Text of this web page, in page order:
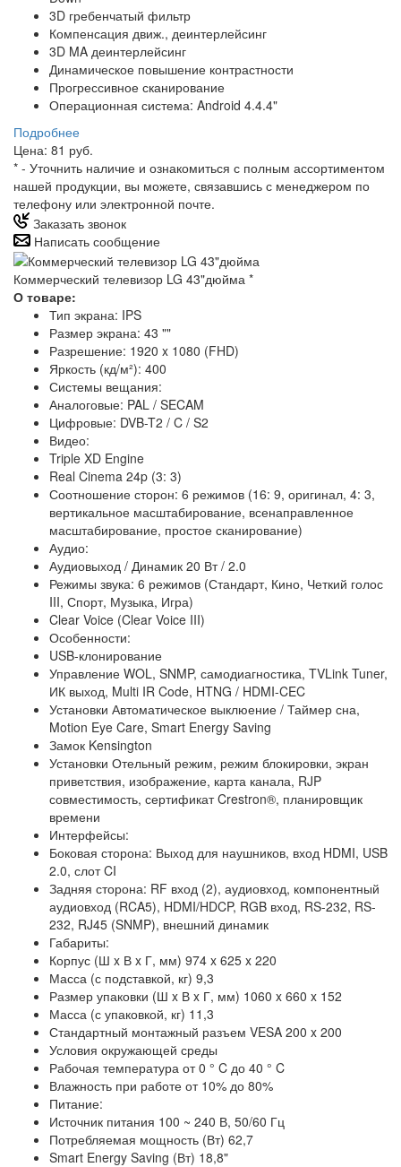
3D гребенчатый фильтр
Компенсация движ., деинтерлейсинг
3D MA деинтерлейсинг
Динамическое повышение контрастности
Прогрессивное сканирование
Операционная система: Android 4.4.4"
Подробнее
Цена: 81 руб.
* - Уточнить наличие и ознакомиться с полным ассортиментом
нашей продукции, вы можете, связавшись с менеджером по
телефону или электронной почте.
Заказать звонок
Написать сообщение
Коммерческий телевизор LG 43"дюйма *
О товаре:
Тип экрана: IPS
Размер экрана: 43 ""
Разрешение: 1920 x 1080 (FHD)
Яркость (кд/м²): 400
Системы вещания:
Аналоговые: PAL / SECAM
Цифровые: DVB-T2 / C / S2
Видео:
Triple XD Engine
Real Cinema 24p (3: 3)
Соотношение сторон: 6 режимов (16: 9, оригинал, 4: 3,
вертикальное масштабирование, всенаправленное
масштабирование, простое сканирование)
Аудио:
Аудиовыход / Динамик 20 Вт / 2.0
Режимы звука: 6 режимов (Стандарт, Кино, Четкий голос
III, Спорт, Музыка, Игра)
Clear Voice (Clear Voice III)
Особенности:
USB-клонирование
Управление WOL, SNMP, самодиагностика, TVLink Tuner,
ИК выход, Multi IR Code, HTNG / HDMI-CEC
Установки Автоматическое выклюение / Таймер сна,
Motion Eye Care, Smart Energy Saving
Замок Kensington
Установки Отельный режим, режим блокировки, экран
приветствия, изображение, карта канала, RJP
совместимость, сертификат Crestron®, планировщик
времени
Интерфейсы:
Боковая сторона: Выход для наушников, вход HDMI, USB
2.0, слот CI
Задняя сторона: RF вход (2), аудиовход, компонентный
аудиовход (RCA5), HDMI/HDCP, RGB вход, RS-232, RS-
232, RJ45 (SNMP), внешний динамик
Габариты:
Корпус (Ш x В x Г, мм) 974 x 625 x 220
Масса (с подставкой, кг) 9,3
Размер упаковки (Ш x В x Г, мм) 1060 x 660 x 152
Масса (с упаковкой, кг) 11,3
Стандартный монтажный разъем VESA 200 x 200
Условия окружающей среды
Рабочая температура от 0 ° C до 40 ° C
Влажность при работе от 10% до 80%
Питание:
Источник питания 100 ~ 240 В, 50/60 Гц
Потребляемая мощность (Вт) 62,7
Smart Energy Saving (Вт) 18,8"